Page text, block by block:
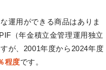
運用ができる商品はありま
（年金積立金管理運用独立
が、2001年度から2024年度
程度です。